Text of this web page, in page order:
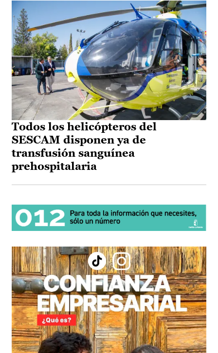
Todos los helicópteros del
SESCAM disponen ya de
transfusión sanguínea
prehospitalaria